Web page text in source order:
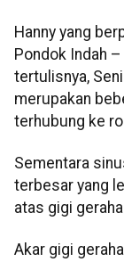
Hanny yang
Pondok Indah
tertulisnya,
merupakan
terhubung ke
Sementara
terbesar yang
atas gigi
Akar gigi